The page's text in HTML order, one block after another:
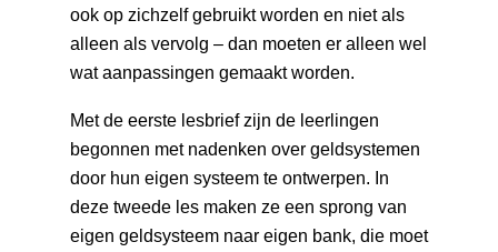
ook op zichzelf gebruikt worden en niet als
alleen als vervolg – dan moeten er alleen wel
wat aanpassingen gemaakt worden.
Met de eerste lesbrief zijn de leerlingen
begonnen met nadenken over geldsystemen
door hun eigen systeem te ontwerpen. In
deze tweede les maken ze een sprong van
eigen geldsysteem naar eigen bank, die moet